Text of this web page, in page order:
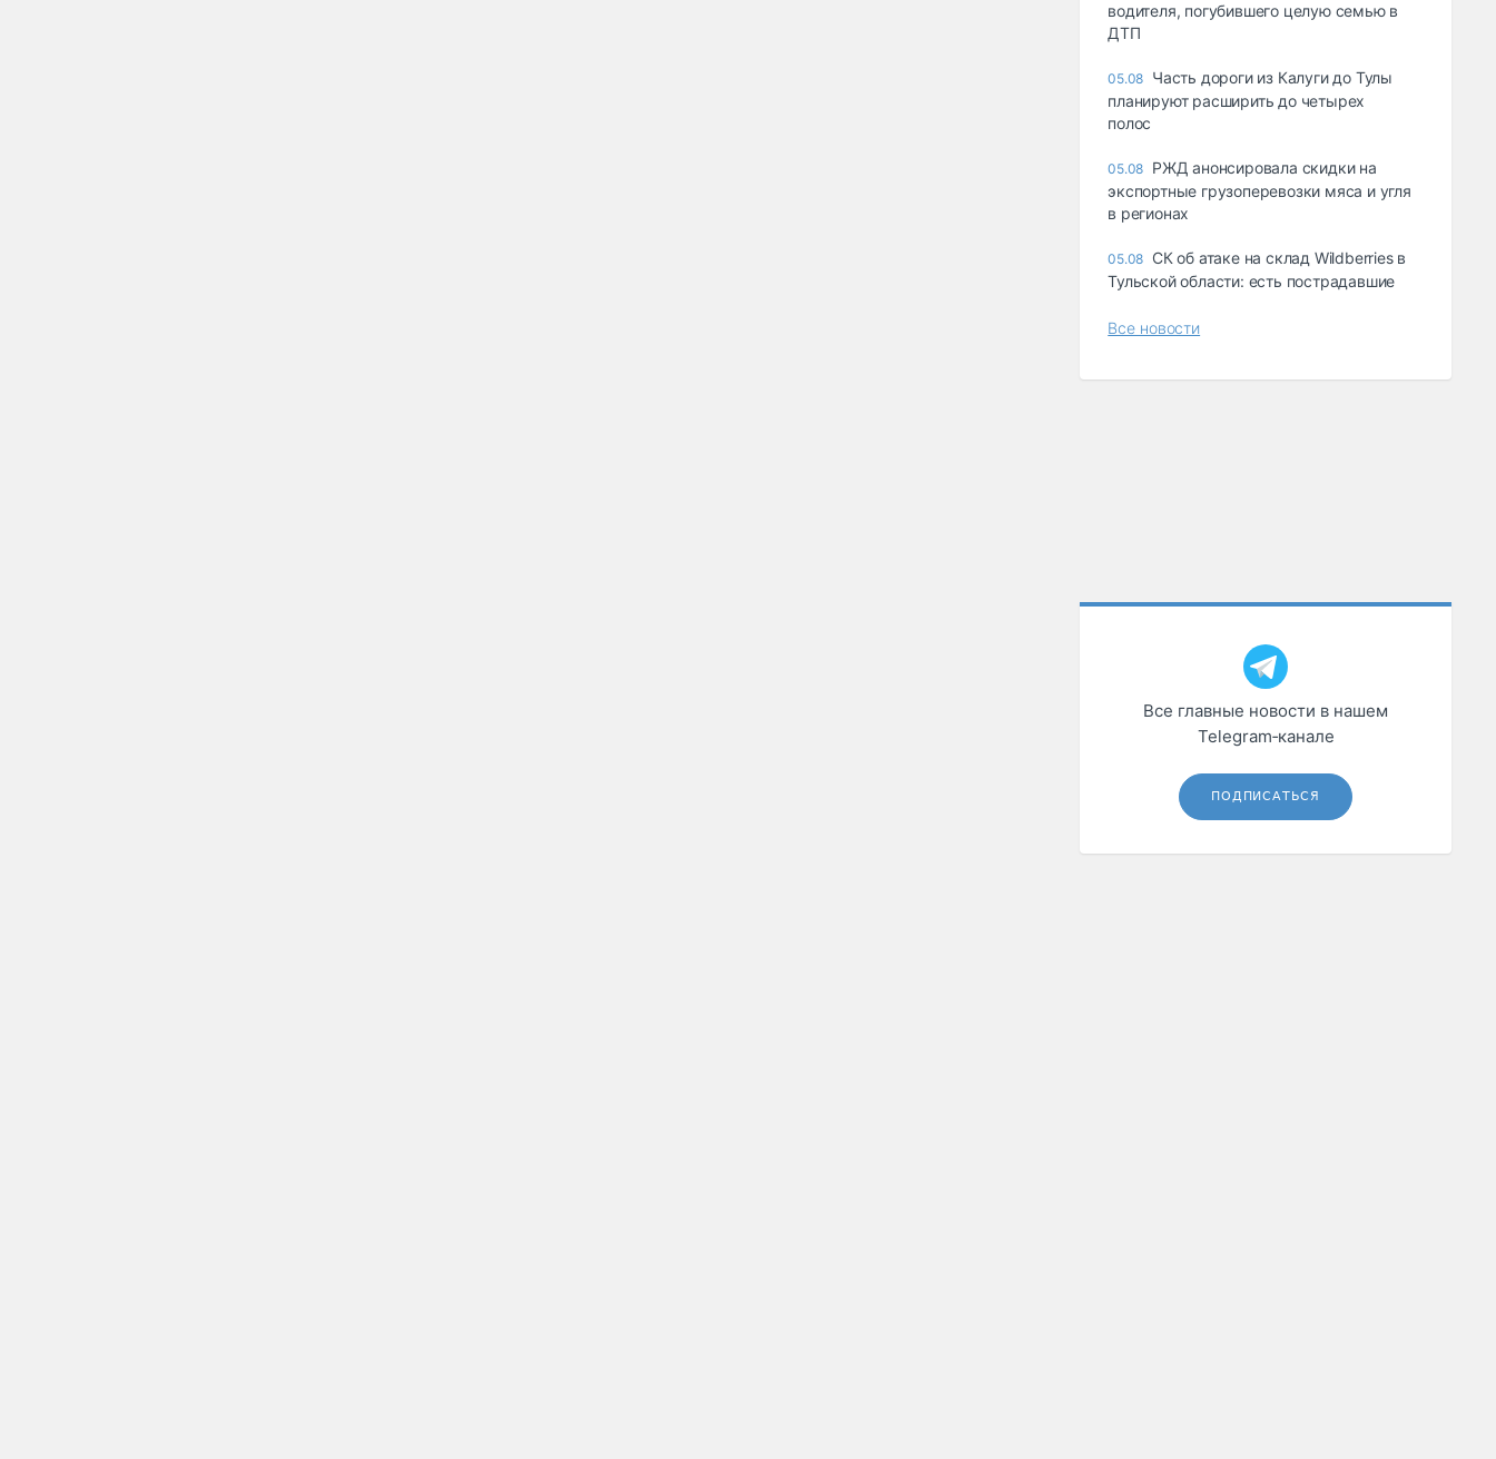
водителя, погубившего целую семью в
ДТП
05.08 Часть дороги из Калуги до Тулы
планируют расширить до четырех
полос
05.08 РЖД анонсировала скидки на
экспортные грузоперевозки мяса и угля
в регионах
05.08 СК об атаке на склад Wildberries в
Тульской области: есть пострадавшие
Все новости
Все главные новости в нашем
Telegram‑канале
ПОДПИСАТЬСЯ